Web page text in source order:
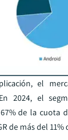
el
2024, el
de la cuota
de más del 11%